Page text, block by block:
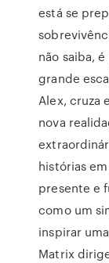
está se
não saiba,
grande
Alex, cruza
nova
histórias
presente e
como um
inspirar
Matrix